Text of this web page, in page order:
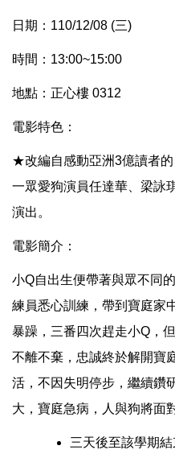
日期： 110/12/08 (三)
時間： 13:00~15:00
地點： 正心樓 0312
電影特色：
★改編自感動亞洲3億讀者
一眾愛狗演員任達華、梁詠
演出。
電影簡介：
小Q自出生便帶著與眾不同
練員悉心訓練，帶到寶庭家
暴躁，三番四次趕走小Q ，
不離不棄，忠誠終於解開寶
活，不因失明停步，繼續鑽
大，寶庭急病，人與狗將面
三天後至該學期